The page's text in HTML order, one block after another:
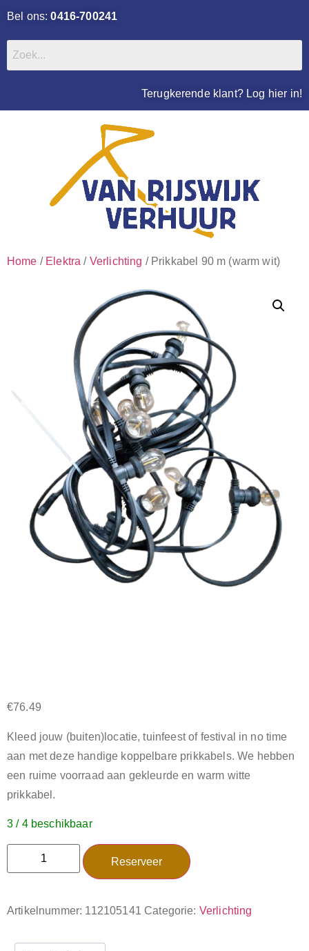
Bel ons:0416-700241
Terugkerende klant? Log hier in!
Home / Elektra / Verlichting / Prikkabel 90 m (warm wit)
€76.49
Kleed jouw (buiten)locatie, tuinfeest of festival in no time
aan met deze handige koppelbare prikkabels. We hebben
een ruime voorraad aan gekleurde en warm witte
prikkabel.
3 / 4 beschikbaar
Reserveer
Artikelnummer: 112105141 Categorie: Verlichting